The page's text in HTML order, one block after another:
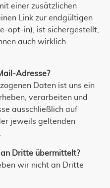
einer zusätzlichen
Link zur endgültigen
opt-in), ist sichergestellt,
auch wirklich
Adresse?
Daten ist uns ein
verarbeiten und
ausschließlich auf
jeweils geltenden
Dritte übermittelt?
wir nicht an Dritte